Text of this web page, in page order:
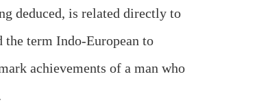
deduced, is related directly to
term Indo-European to
achievements of a man who